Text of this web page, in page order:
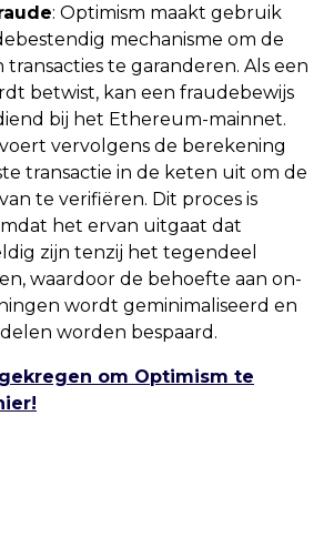
: Optimism maakt gebruik
mechanisme om de
te garanderen. Als een
betwist, kan een fraudebewijs
bij het Ethereum-mainnet.
vervolgens de berekening
transactie in de keten uit om de
te verifiëren. Dit proces is
het ervan uitgaat dat
zijn tenzij het tegendeel
waardoor de behoefte aan on-
wordt geminimaliseerd en
worden bespaard.
om Optimism te